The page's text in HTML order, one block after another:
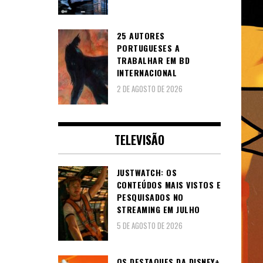
25 AUTORES
PORTUGUESES A
TRABALHAR EM BD
INTERNACIONAL
2 DE AGOSTO DE 2026
TELEVISÃO
JUSTWATCH: OS
CONTEÚDOS MAIS VISTOS E
PESQUISADOS NO
STREAMING EM JULHO
5 DE AGOSTO DE 2026